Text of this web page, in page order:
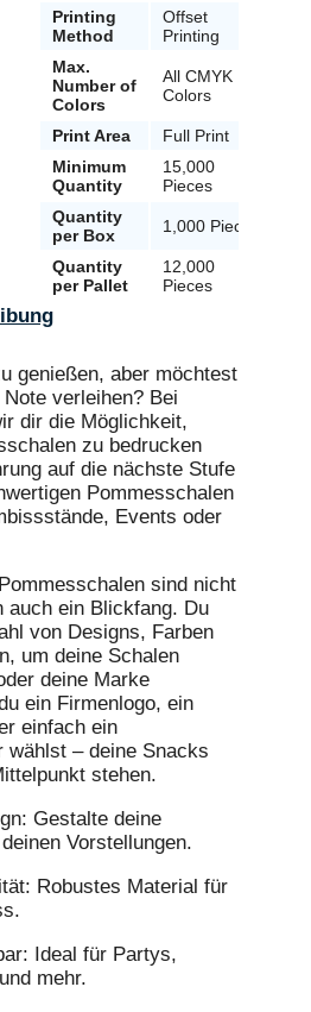
Printing
Method
Offset
Printing
Max.
Number of
Colors
All CMYK
Colors
Print Area Full Print
Minimum
Quantity
15,000
Pieces
Quantity
per Box
1,000 Pieces
Quantity
per Pallet
12,000
Pieces
genießen, aber möchtest
verleihen? Bei
dir die Möglichkeit,
zu bedrucken
auf die nächste Stufe
Pommesschalen
Events oder
sind nicht
auch ein Blickfang. Du
von Designs, Farben
um deine Schalen
deine Marke
ein Firmenlogo, ein
einfach ein
wählst – deine Snacks
stehen.
Gestalte deine
Vorstellungen.
Robustes Material für
Ideal für Partys,
mehr.